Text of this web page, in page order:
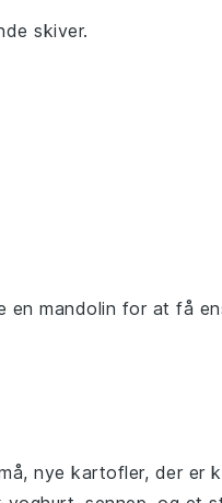
skiver.
en mandolin for at få
nye kartofler, der er